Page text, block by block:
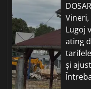
Vineri,
Lugoj
ating
și